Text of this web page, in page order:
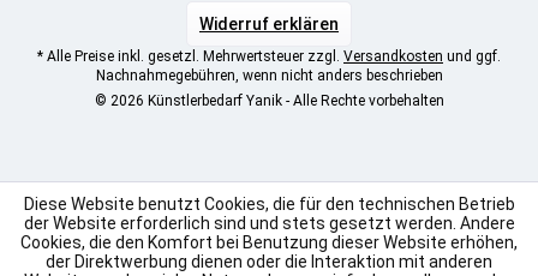
Widerruf erklären
* Alle Preise inkl. gesetzl. Mehrwertsteuer zzgl. Versandkosten und ggf.
Nachnahmegebühren, wenn nicht anders beschrieben
© 2026 Künstlerbedarf Yanik - Alle Rechte vorbehalten
Diese Website benutzt Cookies, die für den technischen Betrieb
der Website erforderlich sind und stets gesetzt werden. Andere
Cookies, die den Komfort bei Benutzung dieser Website erhöhen,
der Direktwerbung dienen oder die Interaktion mit anderen